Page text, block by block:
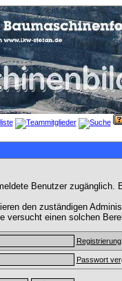
Benutzer
den zuständigen
versucht einen solchen
Registrierung
Passwort